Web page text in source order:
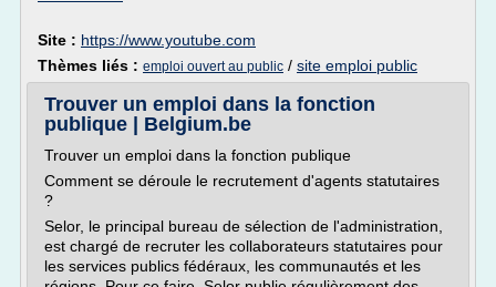
Site : https://www.youtube.com
Thèmes liés : emploi ouvert au public / site emploi public
Trouver un emploi dans la fonction
publique | Belgium.be
Trouver un emploi dans la fonction publique
Comment se déroule le recrutement d'agents statutaires
?
Selor, le principal bureau de sélection de l'administration,
est chargé de recruter les collaborateurs statutaires pour
les services publics fédéraux, les communautés et les